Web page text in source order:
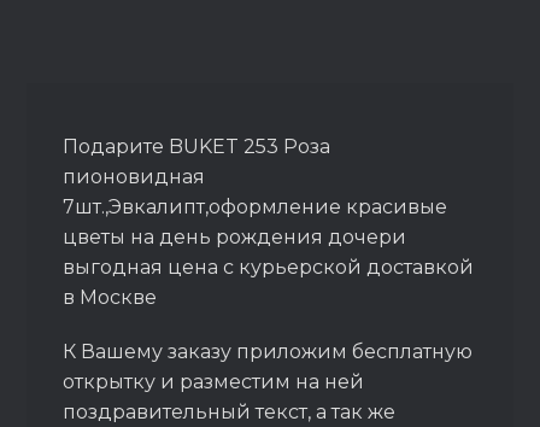
Подарите BUKET 253 Роза
пионовидная
7шт.,Эвкалипт,оформление красивые
цветы на день рождения дочери
выгодная цена с курьерской доставкой
в Москве
К Вашему заказу приложим бесплатную
открытку и разместим на ней
поздравительный текст, а так же